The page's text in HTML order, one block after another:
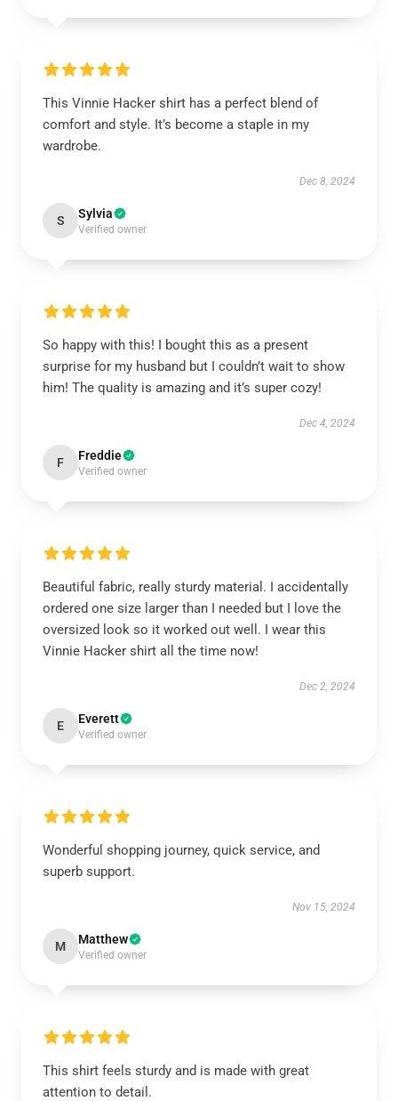
This Vinnie Hacker shirt has a perfect blend of
comfort and style. It’s become a staple in my
wardrobe.
Dec 8, 2024
S Sylvia
Verified owner
So happy with this! I bought this as a present
surprise for my husband but I couldn’t wait to show
him! The quality is amazing and it’s super cozy!
Dec 4, 2024
F Freddie
Verified owner
Beautiful fabric, really sturdy material. I accidentally
ordered one size larger than I needed but I love the
oversized look so it worked out well. I wear this
Vinnie Hacker shirt all the time now!
Dec 2, 2024
E Everett
Verified owner
Wonderful shopping journey, quick service, and
superb support.
Nov 15, 2024
M Matthew
Verified owner
This shirt feels sturdy and is made with great
attention to detail.